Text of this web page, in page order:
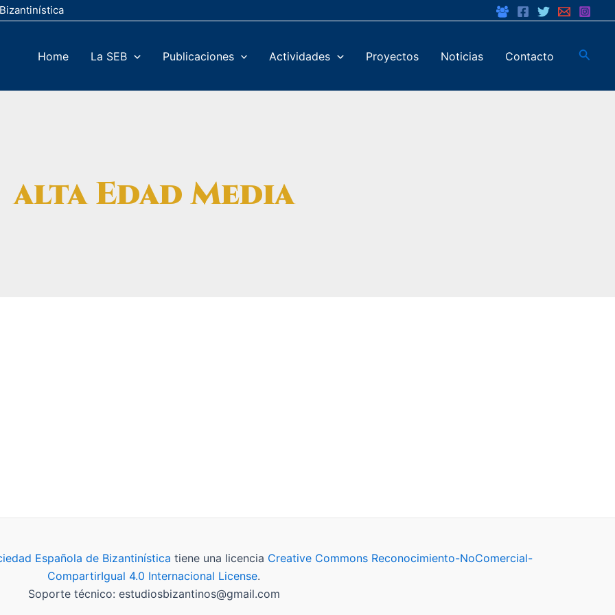
Home La SEB Publicaciones Actividades Proyectos Noticias Contacto
alta Edad Media
Española de Bizantinística tiene una licencia Creative Commons Reconocimiento-NoComercial-
CompartirIgual 4.0 Internacional License.
Soporte técnico: estudiosbizantinos@gmail.com